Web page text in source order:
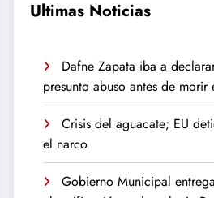
Ultimas Noticias
Dafne Zapata iba a
presunto abuso antes de
Crisis del aguacate; EU
el narco
Gobierno Municipal